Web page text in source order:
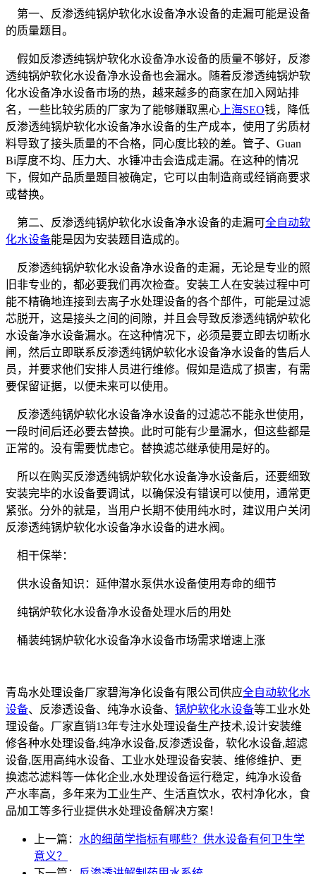
第一、反渗透纯锅炉软化水设备净水设备的走漏可能是设备
的质量题目。
假如反渗透纯锅炉软化水设备净水设备的质量不够好，反渗
透纯锅炉软化水设备净水设备也会漏水。随着反渗透纯锅炉软
化水设备净水设备市场的热，越来越多的商家在加入网站排
名，一些比较劣质的厂家为了能够赚取黑心 上海SEO钱，降低
反渗透纯锅炉软化水设备净水设备的生产成本，使用了劣质材
料导致了接头质量的不合格，同心度比较的差。管子、Guan
Bi厚度不均、压力大、水锤冲击会造成走漏。在这种的情况
下，假如产品质量题目被确定，它可以由制造商或经销商要求
或替换。
第二、反渗透纯锅炉软化水设备净水设备的走漏可全自动软
化水设备能是因为安装题目造成的。
反渗透纯锅炉软化水设备净水设备的走漏，无论是专业的照
旧非专业的，都必要我们再次检查。安装工人在安装过程中可
能不精确地连接到去离子水处理设备的各个部件，可能是过滤
芯脱开，这是接头之间的间隙，并且会导致反渗透纯锅炉软化
水设备净水设备漏水。在这种情况下，必须是要立即去切断水
闸，然后立即联系反渗透纯锅炉软化水设备净水设备的售后人
员，并要求他们安排人员进行维修。假如是造成了损害，有需
要保留证据，以便未来可以使用。
反渗透纯锅炉软化水设备净水设备的过滤芯不能永世使用，
一段时间后还必要去替换。此时可能有少量漏水，但这些都是
正常的。没有需要忧虑它。替换滤芯继承使用是好的。
所以在购买反渗透纯锅炉软化水设备净水设备后，还要细致
安装完毕的水设备要调试，以确保没有错误可以使用，通常更
紧张。分外的就是，当用户长期不使用纯水时，建议用户关闭
反渗透纯锅炉软化水设备净水设备的进水阀。
相干保举：
供水设备知识：延伸潜水泵供水设备使用寿命的细节
纯锅炉软化水设备净水设备处理水后的用处
桶装纯锅炉软化水设备净水设备市场需求增速上涨
青岛水处理设备厂家碧海净化设备有限公司供应全自动软化水
设备、反渗透设备、纯净水设备、 锅炉软化水设备等工业水处
理设备。厂家直销13年专注水处理设备生产技术,设计安装维
修各种水处理设备,纯净水设备,反渗透设备，软化水设备,超滤
设备,医用高纯水设备、工业水处理设备安装、维修维护、更
换滤芯滤料等一体化企业,水处理设备运行稳定，纯净水设备
产水率高，多年来为工业生产、生活直饮水，农村净化水，食
品加工等多行业提供水处理设备解决方案！
上一篇： 水的细菌学指标有哪些？供水设备有何卫生学
意义？